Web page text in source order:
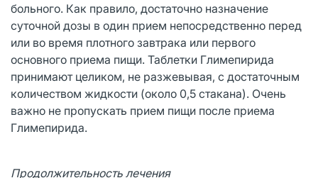
больного. Как правило, достаточно назначение
суточной дозы в один прием непосредственно перед
или во время плотного завтрака или первого
основного приема пищи. Таблетки Глимепирида
принимают целиком, не разжевывая, с достаточным
количеством жидкости (около 0,5 стакана). Очень
важно не пропускать прием пищи после приема
Глимепирида.
Продолжительность лечения